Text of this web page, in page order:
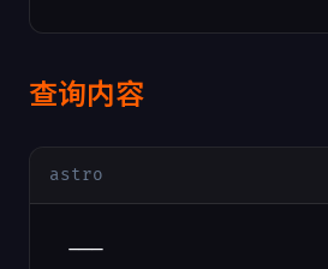
查询内容
astro
---